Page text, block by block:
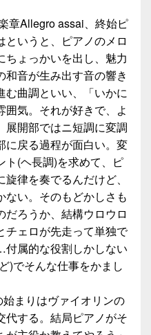
章Allegro assai、終始ピ
いうと、ピアノのメロ
ちょっかいを出し、魅力
和音が生み出す音の響き
む曲調といい、「いかに
囲気。それが好きで、よ
展開部ではニ短調に変調
に戻る過程が面白い。変
ト(ヘ長調)を求めて、ピ
律を奏でるんだけど、
ない。そのもどかしさも
ろうか、結構ウロウロ
チェロが先走って単独で
属的な役割しかしない
)でそんな仕事をかまし
まりはヴァイオリンの
代する。結局ピアノがそ